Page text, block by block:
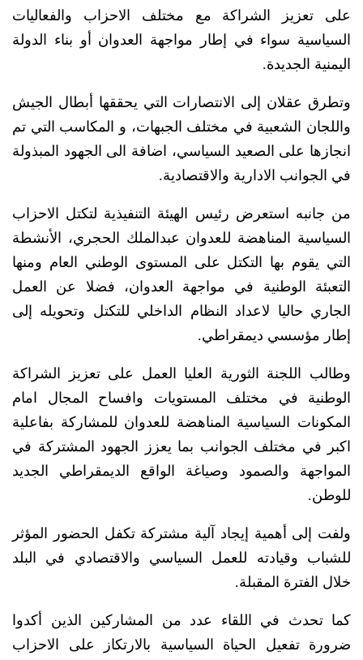
على تعزيز الشراكة مع مختلف الاحزاب والفعاليات
السياسية سواء في إطار مواجهة العدوان أو بناء الدولة
اليمنية الجديدة.
وتطرق عقلان إلى الانتصارات التي يحققها أبطال الجيش
واللجان الشعبية في مختلف الجبهات، و المكاسب التي تم
انجازها على الصعيد السياسي، اضافة الى الجهود المبذولة
في الجوانب الادارية والاقتصادية.
من جانبه استعرض رئيس الهيئة التنفيذية لتكتل الاحزاب
السياسية المناهضة للعدوان عبدالملك الحجري، الأنشطة
التي يقوم بها التكتل على المستوى الوطني العام ومنها
التعبئة الوطنية في مواجهة العدوان، فضلا عن العمل
الجاري حاليا لاعداد النظام الداخلي للتكتل وتحويله إلى
إطار مؤسسي ديمقراطي.
وطالب اللجنة الثورية العليا العمل على تعزيز الشراكة
الوطنية في مختلف المستويات وافساح المجال امام
المكونات السياسية المناهضة للعدوان للمشاركة بفاعلية
اكبر في مختلف الجوانب بما يعزز الجهود المشتركة في
المواجهة والصمود وصياغة الواقع الديمقراطي الجديد
للوطن.
ولفت إلى أهمية إيجاد آلية مشتركة تكفل الحضور المؤثر
للشباب وقيادته للعمل السياسي والاقتصادي في البلد
خلال الفترة المقبلة.
كما تحدث في اللقاء عدد من المشاركين الذين أكدوا
ضرورة تفعيل الحياة السياسية بالارتكاز على الاحزاب